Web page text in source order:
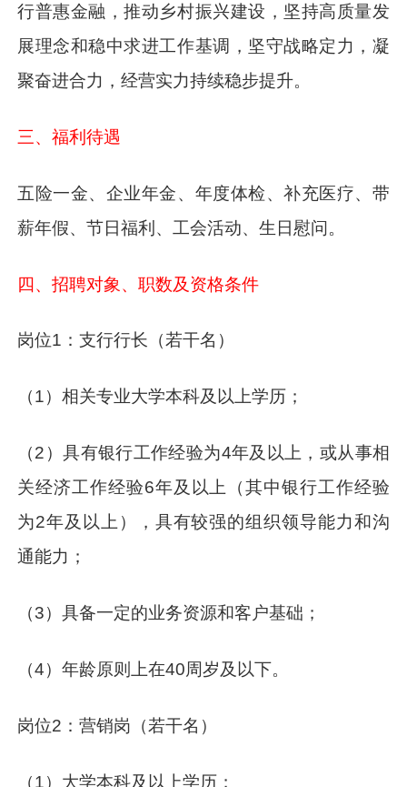
行普惠金融，推动乡村振兴建设，坚持高质量发
展理念和稳中求进工作基调，坚守战略定力，凝
聚奋进合力，经营实力持续稳步提升。
三、福利待遇
五险一金、企业年金、年度体检、补充医疗、带
薪年假、节日福利、工会活动、生日慰问。
四、招聘对象、职数及资格条件
岗位1：支行行长（若干名）
（1）相关专业大学本科及以上学历；
（2）具有银行工作经验为4年及以上，或从事相
关经济工作经验6年及以上（其中银行工作经验
为2年及以上），具有较强的组织领导能力和沟
通能力；
（3）具备一定的业务资源和客户基础；
（4）年龄原则上在40周岁及以下。
岗位2：营销岗（若干名）
（1）大学本科及以上学历；